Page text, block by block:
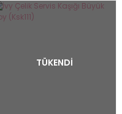
TÜKENDİ